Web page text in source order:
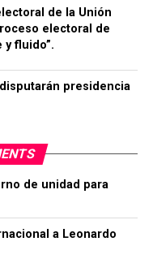
de la Unión
electoral de
fluido”.
presidencia
de unidad para
a Leonardo